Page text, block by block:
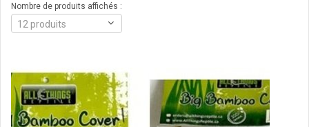
Nombre de produits affichés :
12 produits